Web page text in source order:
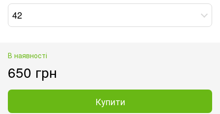
42
В наявності
650 грн
Купити